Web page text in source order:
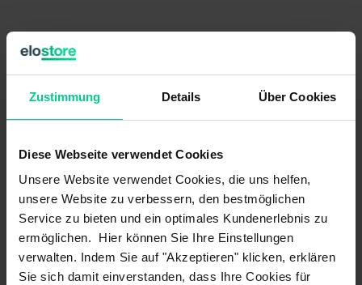
Zustimmung Details Über Cookies
Diese Webseite verwendet Cookies
Unsere Website verwendet Cookies, die uns helfen,
unsere Website zu verbessern, den bestmöglichen
Service zu bieten und ein optimales Kundenerlebnis zu
ermöglichen. Hier können Sie Ihre Einstellungen
verwalten. Indem Sie auf "Akzeptieren" klicken, erklären
Sie sich damit einverstanden, dass Ihre Cookies für
Customs tariff number 85389091
Technical Data